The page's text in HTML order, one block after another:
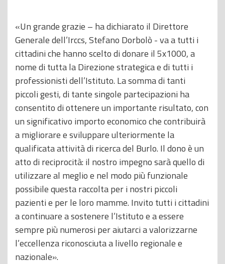
«Un grande grazie – ha dichiarato il Direttore
Generale dell’Irccs, Stefano Dorbolò - va a tutti i
cittadini che hanno scelto di donare il 5x1000, a
nome di tutta la Direzione strategica e di tutti i
professionisti dell’Istituto. La somma di tanti
piccoli gesti, di tante singole partecipazioni ha
consentito di ottenere un importante risultato, con
un significativo importo economico che contribuirà
a migliorare e sviluppare ulteriormente la
qualificata attività di ricerca del Burlo. Il dono è un
atto di reciprocità: il nostro impegno sarà quello di
utilizzare al meglio e nel modo più funzionale
possibile questa raccolta per i nostri piccoli
pazienti e per le loro mamme. Invito tutti i cittadini
a continuare a sostenere l’Istituto e a essere
sempre più numerosi per aiutarci a valorizzarne
l’eccellenza riconosciuta a livello regionale e
nazionale».